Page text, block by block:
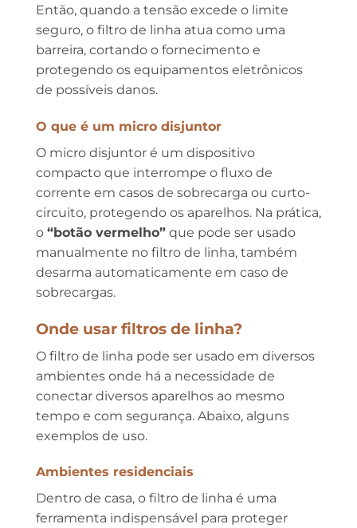
Então, quando a tensão excede o limite
seguro, o filtro de linha atua como uma
barreira, cortando o fornecimento e
protegendo os equipamentos eletrônicos
de possíveis danos.
O que é um micro disjuntor
O micro disjuntor é um dispositivo
compacto que interrompe o fluxo de
corrente em casos de sobrecarga ou curto-
circuito, protegendo os aparelhos. Na prática,
o “botão vermelho” que pode ser usado
manualmente no filtro de linha, também
desarma automaticamente em caso de
sobrecargas.
Onde usar filtros de linha?
O filtro de linha pode ser usado em diversos
ambientes onde há a necessidade de
conectar diversos aparelhos ao mesmo
tempo e com segurança. Abaixo, alguns
exemplos de uso.
Ambientes residenciais
Dentro de casa, o filtro de linha é uma
ferramenta indispensável para proteger